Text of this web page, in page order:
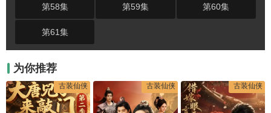
第58集 第59集 第60集
第61集
为你推荐
古装仙侠 古装仙侠 古装仙侠